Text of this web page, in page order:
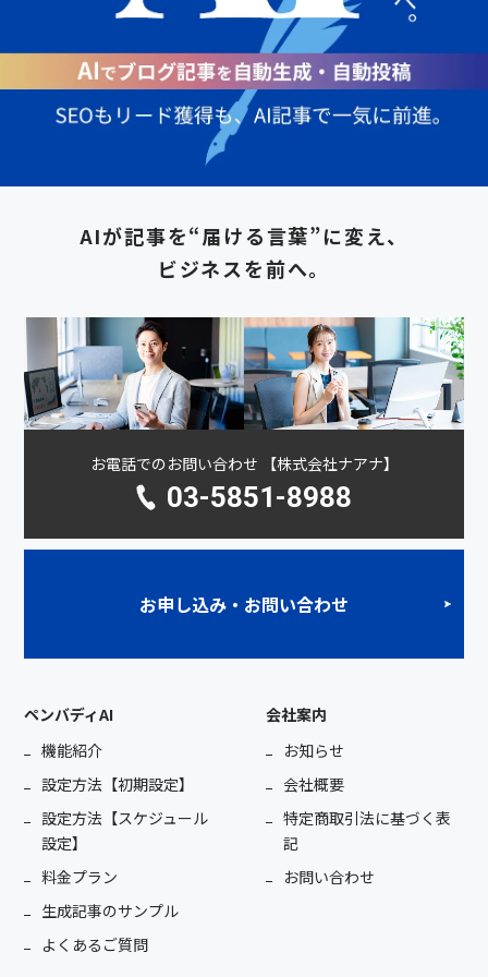
AIが記事を“届ける言葉”に変え、
ビジネスを前へ。
お電話でのお問い合わせ 【株式会社ナアナ】
03-5851-8988
お申し込み・お問い合わせ
ペンバディAI
機能紹介
設定方法【初期設定】
設定方法【スケジュール
設定】
料金プラン
生成記事のサンプル
よくあるご質問
会社案内
お知らせ
会社概要
特定商取引法に基づく表
記
お問い合わせ